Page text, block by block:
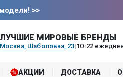
>>
ЛУЧШИЕ МИРОВЫЕ БРЕНДЫ
Москва, Шаболовка, 23|10-22
АКЦИИ ДОСТАВКА